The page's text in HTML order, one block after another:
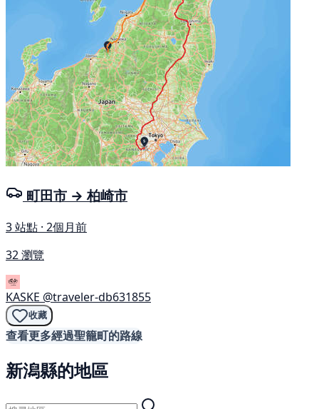
町田市 → 柏崎市
3 站點 · 2個月前
32 瀏覽
KASKE @traveler-db631855
收藏
查看更多經過聖籠町的路線
新潟縣的地區